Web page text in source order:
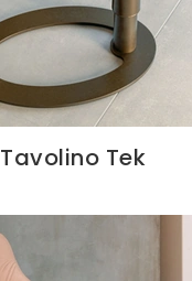
Tavolino Tek